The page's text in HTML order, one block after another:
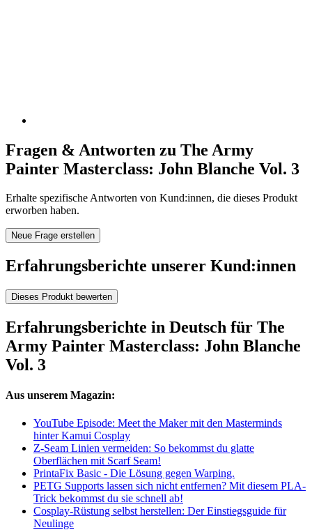
Fragen & Antworten zu The Army
Painter Masterclass: John Blanche Vol. 3
Erhalte spezifische Antworten von Kund:innen, die dieses Produkt
erworben haben.
Neue Frage erstellen
Erfahrungsberichte unserer Kund:innen
Dieses Produkt bewerten
Erfahrungsberichte in Deutsch für The
Army Painter Masterclass: John Blanche
Vol. 3
Aus unserem Magazin:
YouTube Episode: Meet the Maker mit den Masterminds
hinter Kamui Cosplay
Z-Seam Linien vermeiden: So bekommst du glatte
Oberflächen mit Scarf Seam!
PrintaFix Basic - Die Lösung gegen Warping.
PETG Supports lassen sich nicht entfernen? Mit diesem PLA-
Trick bekommst du sie schnell ab!
Cosplay-Rüstung selbst herstellen: Der Einstiegsguide für
Neulinge